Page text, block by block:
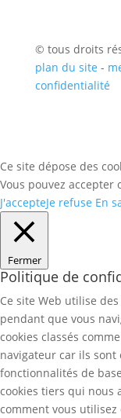
© tous droits
plan du site -
confidentialité
Ce site dépose des
Vous pouvez
J'accepteJe refuse En
Fermer
Politique de
Ce site Web utilise
pendant que vous
cookies classés
navigateur car ils
fonctionnalités de
cookies tiers qui nous
comment vous utilisez